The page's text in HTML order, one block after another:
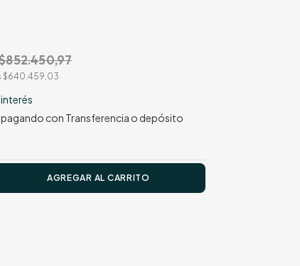
$640.459,03
pagando con Transferencia o depósito